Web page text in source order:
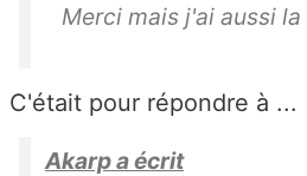
Merci mais j'ai aussi la
C'était pour répondre à ...
Akarp a écrit